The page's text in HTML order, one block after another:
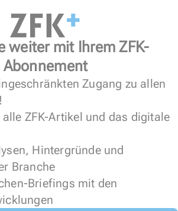
weiter mit Ihrem ZFK-
Abonnement
Zugang zu allen
ZFK-Artikel und das digitale
Hintergründe und
Branche
Briefings mit den